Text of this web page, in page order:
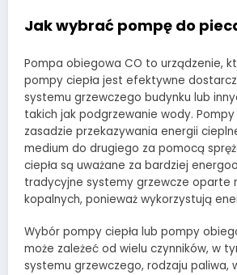
Jak wybrać pompę do
Pompa obiegowa CO to urządzenie,
pompy ciepła jest efektywne
systemu grzewczego budynku lub
takich jak podgrzewanie wody. Pompy
zasadzie przekazywania energii
medium do drugiego za pomocą
ciepła są uważane za bardziej
tradycyjne systemy grzewcze oparte
kopalnych, ponieważ wykorzystują
Wybór pompy ciepła lub pompy
może zależeć od wielu czynników, w
systemu grzewczego, rodzaju paliwa,